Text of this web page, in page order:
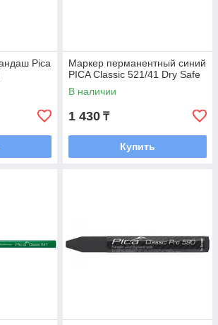
Pica
Маркер перманентный синий
PICA Classic 521/41 Dry Safe
В наличии
1 430 ₸
Купить